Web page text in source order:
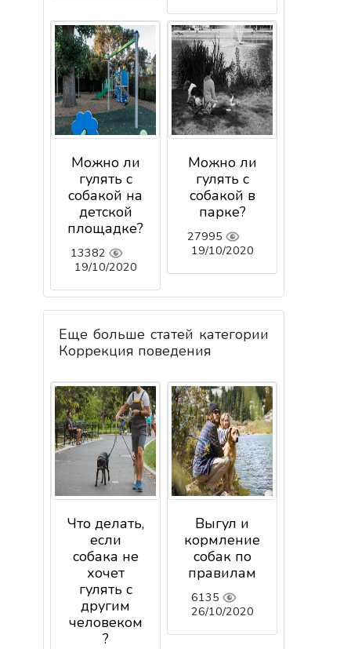
Можно ли
гулять с
собакой на
детской
площадке?
13382
19/10/2020
Можно ли
гулять с
собакой в
парке?
27995
19/10/2020
Еще больше статей категории
Коррекция поведения
Что делать,
если
собака не
хочет
гулять с
другим
человеком
?
Выгул и
кормление
собак по
правилам
6135
26/10/2020